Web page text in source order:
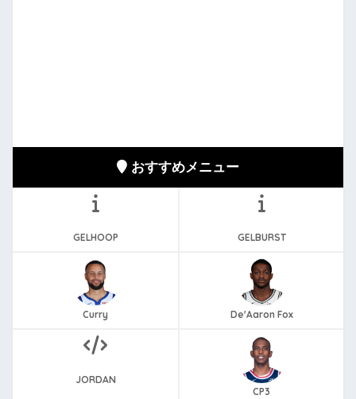
おすすめメニュー
GELHOOP GELBURST
Curry De'Aaron Fox
JORDAN
CP3